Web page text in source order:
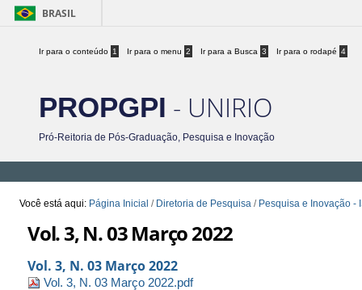
BRASIL
Ir para o conteúdo 1 Ir para o menu 2 Ir para a Busca 3 Ir para o rodapé 4
PROPGPI - UNIRIO
Pró-Reitoria de Pós-Graduação, Pesquisa e Inovação
Você está aqui: Página Inicial / Diretoria de Pesquisa / Pesquisa e Inovação -
Vol. 3, N. 03 Março 2022
Vol. 3, N. 03 Março 2022
Vol. 3, N. 03 Março 2022.pdf